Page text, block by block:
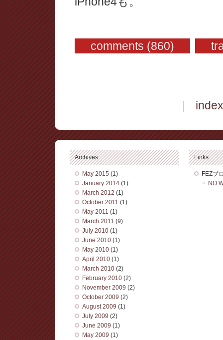
comments (860)
| index
Archives
May 2015 (1)
January 2014 (1)
March 2012 (1)
October 2011 (1)
May 2011 (1)
March 2011 (9)
July 2010 (1)
June 2010 (1)
May 2010 (1)
April 2010 (1)
March 2010 (2)
February 2010 (2)
November 2009 (2)
October 2009 (2)
August 2009 (1)
July 2009 (2)
June 2009 (1)
May 2009 (1)
Links
FEZブ
NO